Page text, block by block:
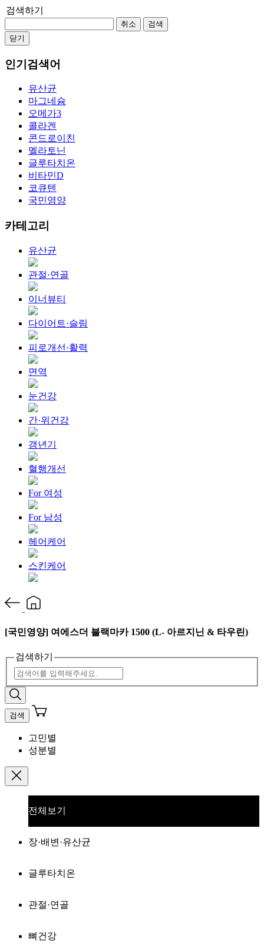
검색하기
취소
검색
닫기
인기검색어
유산균
마그네슘
오메가3
콜라겐
콘드로이친
멜라토닌
글루타치온
비타민D
코큐텐
국민영양
카테고리
유산균
관절·연골
이너뷰티
다이어트·슬림
피로개선·활력
면역
눈건강
간·위건강
갱년기
혈행개선
For 여성
For 남성
헤어케어
스킨케어
[국민영양] 여에스더 블랙마카 1500 (L- 아르지닌 & 타우린)
검색하기
검색
고민별
성분별
전체보기
장·배변·유산균
글루타치온
관절·연골
뼈건강